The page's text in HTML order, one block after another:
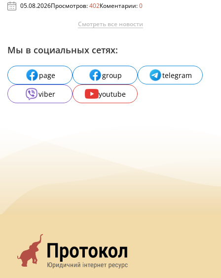
05.08.2026Просмотров:402Коментарии:0
Смотреть все новости
Мы в социальных сетях:
page group
telegram
viber
youtube